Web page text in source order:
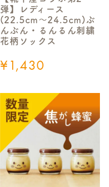
弾】レディース
(22.5cm～24.5cm)ぶ
んぶん・るんるん刺繍
花柄ソックス
¥1,430